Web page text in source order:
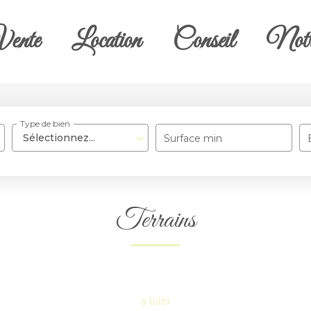
Location Conseil
Sélectionnez...
Type de bien
Surface min
Terrains
à bâtir